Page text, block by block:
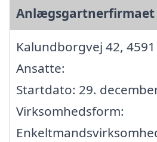
Anlægsgartnerfirmaet
Kalundborgvej 42,
Ansatte:
Startdato: 29.
Virksomhedsform: